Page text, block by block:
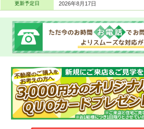
更新予定日 2026年8月17日